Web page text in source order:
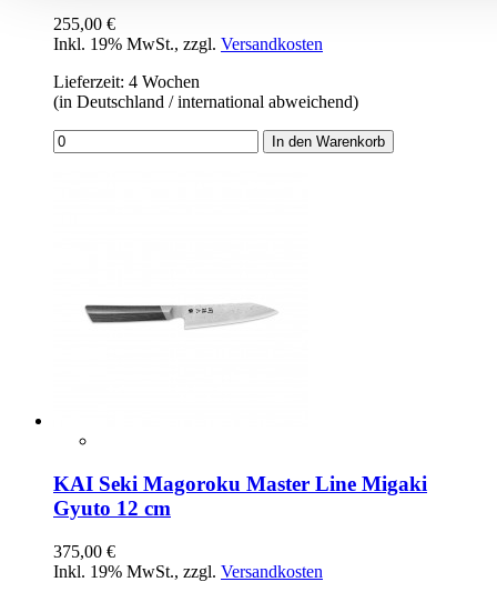
255,00 €
Inkl. 19% MwSt., zzgl. Versandkosten
Lieferzeit: 4 Wochen
(in Deutschland / international abweichend)
In den Warenkorb
KAI Seki Magoroku Master Line Migaki
Gyuto 12 cm
375,00 €
Inkl. 19% MwSt., zzgl. Versandkosten